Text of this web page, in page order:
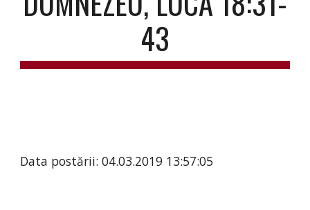
43
Data postării: 04.03.2019 13:57:05